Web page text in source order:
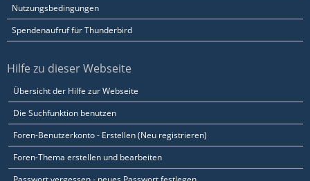
Nutzungsbedingungen
Spendenaufruf für Thunderbird
Hilfe zu dieser Webseite
Übersicht der Hilfe zur Webseite
Die Suchfunktion benutzen
Foren-Benutzerkonto - Erstellen (Neu registrieren)
Foren-Thema erstellen und bearbeiten